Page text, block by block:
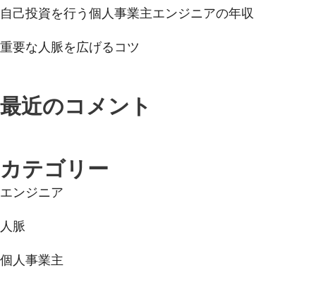
自己投資を行う個人事業主エンジニアの年収
重要な人脈を広げるコツ
最近のコメント
カテゴリー
エンジニア
人脈
個人事業主